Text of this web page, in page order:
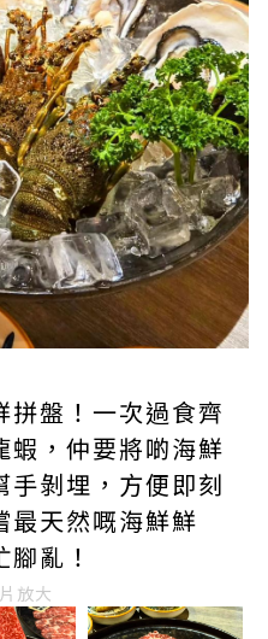
拼盤！一次過食齊
蝦，仲要將啲海鮮
手剝埋，方便即刻
最天然嘅海鮮鮮
亂！
放大